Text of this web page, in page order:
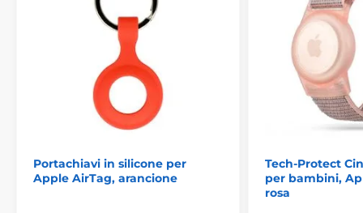
Installazione facile
Design minimalista
Vestibilità perfetta
Il set contiene:
1x portachiavi Tech-Protect Rough
Portachiavi in silicone per
Apple AirTag, arancione
Tech-Protect
per bambini,
rosa